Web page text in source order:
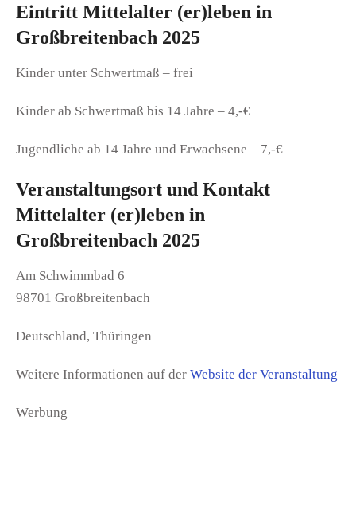
Eintritt Mittelalter (er)leben in
Großbreitenbach 2025
Kinder unter Schwertmaß – frei
Kinder ab Schwertmaß bis 14 Jahre – 4,-€
Jugendliche ab 14 Jahre und Erwachsene – 7,-€
Veranstaltungsort und Kontakt
Mittelalter (er)leben in
Großbreitenbach 2025
Am Schwimmbad 6
98701 Großbreitenbach
Deutschland, Thüringen
Weitere Informationen auf der Website der Veranstaltung
Werbung